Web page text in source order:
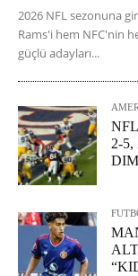
2026 NFL sezonuna
Rams'i hem NFC'nin
güçlü adayları...
2-